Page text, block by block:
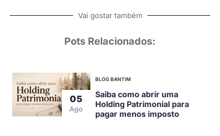
Vai gostar também
Pots Relacionados:
05
Ago
BLOG BANTIM
Saiba como abrir uma
Holding Patrimonial para
pagar menos imposto